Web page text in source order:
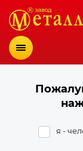
Меню
я -